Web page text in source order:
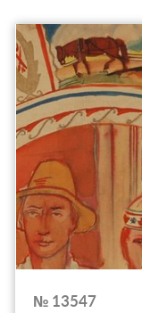
№ 13547